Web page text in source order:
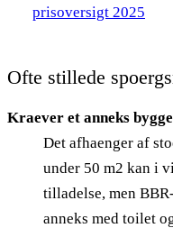
prisoversigt 2025
Ofte stillede
Kraever et anneks
Det afhaenger af
under 50 m2 kan i
tilladelse, men
anneks med toilet